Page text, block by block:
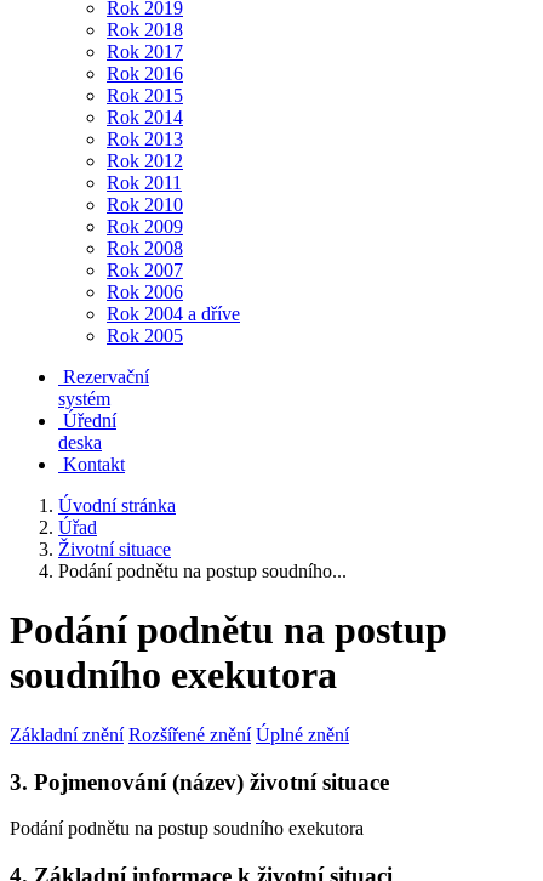
Rok 2019
Rok 2018
Rok 2017
Rok 2016
Rok 2015
Rok 2014
Rok 2013
Rok 2012
Rok 2011
Rok 2010
Rok 2009
Rok 2008
Rok 2007
Rok 2006
Rok 2004 a dříve
Rok 2005
Rezervační
systém
Úřední
deska
Kontakt
Úvodní stránka
Úřad
Životní situace
Podání podnětu na postup soudního...
Podání podnětu na postup
soudního exekutora
Základní znění Rozšířené znění Úplné znění
3. Pojmenování (název) životní situace
Podání podnětu na postup soudního exekutora
4. Základní informace k životní situaci